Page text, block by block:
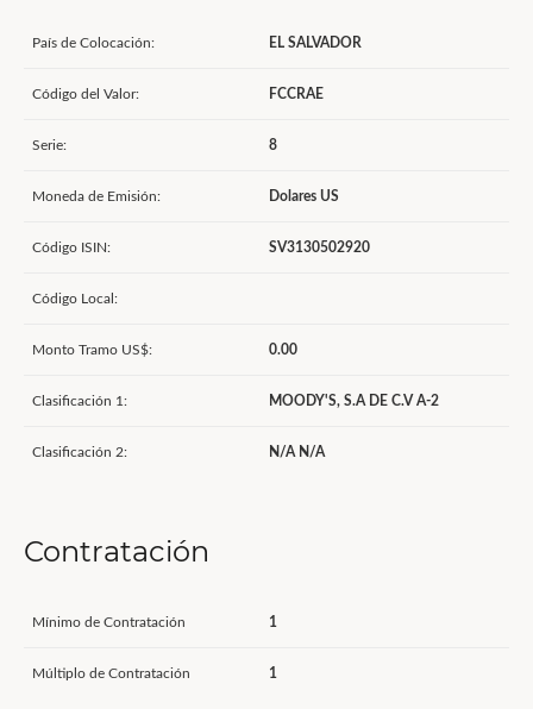
País de Colocación: EL SALVADOR
Código del Valor: FCCRAE
Serie: 8
Moneda de Emisión: Dolares US
Código ISIN: SV3130502920
Código Local:
Monto Tramo US$: 0.00
Clasificación 1: MOODY'S, S.A DE C.V A-2
Clasificación 2: N/A N/A
Contratación
Mínimo de Contratación 1
Múltiplo de Contratación 1